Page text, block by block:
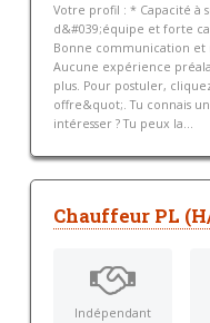
Votre profil : * Capacité à
d&#039;équipe et forte
Bonne communication et
Aucune expérience
plus. Pour postuler,
offre&quot;. Tu connais
intéresser ? Tu peux la...
Chauffeur PL
Indépendant